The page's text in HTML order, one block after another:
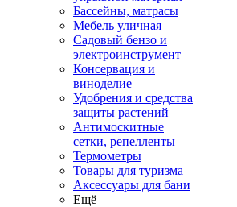
Бассейны, матрасы
Мебель уличная
Садовый бензо и
электроинструмент
Консервация и
виноделие
Удобрения и средства
защиты растений
Антимоскитные
сетки, репелленты
Термометры
Товары для туризма
Аксессуары для бани
Ещё